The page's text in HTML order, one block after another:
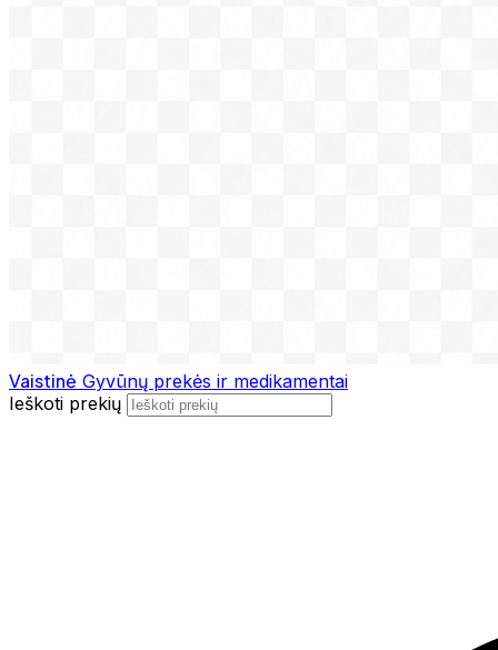
Vaistinė Gyvūnų prekės ir medikamentai
Ieškoti prekių